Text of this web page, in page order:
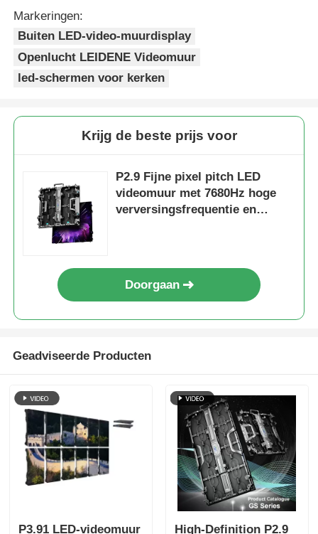
Markeringen:
Buiten LED-video-muurdisplay
Openlucht LEIDENE Videomuur
led-schermen voor kerken
Krijg de beste prijs voor
P2.9 Fijne pixel pitch LED
videomuur met 7680Hz hoge
verversingsfrequentie en
Doorgaan
Geadviseerde Producten
P3.91 LED-videomuur
High-Definition P2.9